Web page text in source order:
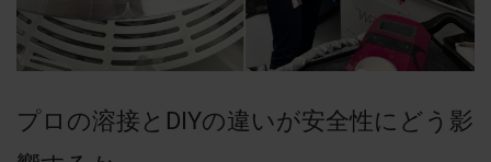
プロの溶接とDIYの違いが安全性にどう影